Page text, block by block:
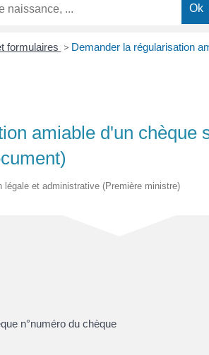
formulaires > Demander la régularisation
amiable d'un chèque
et administrative (Première ministre)
n°numéro du chèque